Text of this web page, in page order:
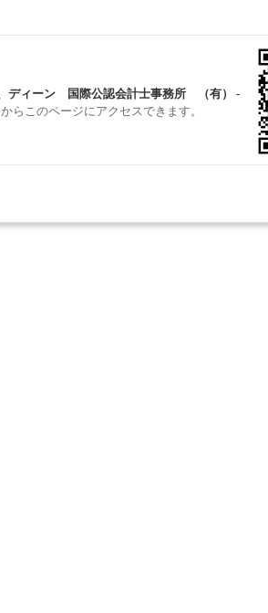
ディーン 国際公認会計士事務所 （有） -
らこのページにアクセスできます。